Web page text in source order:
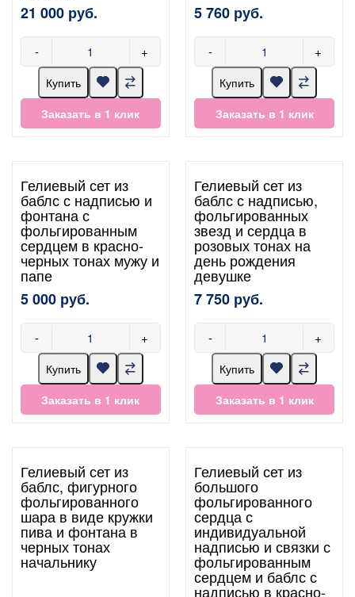
21 000 руб.
- +
Купить
Заказать в 1 клик
5 760 руб.
- +
Купить
Заказать в 1 клик
Гелиевый сет из
баблс с надписью и
фонтана с
фольгированным
сердцем в красно-
черных тонах мужу и
папе
5 000 руб.
- +
Купить
Заказать в 1 клик
Гелиевый сет из
баблс с надписью,
фольгированных
звезд и сердца в
розовых тонах на
день рождения
девушке
7 750 руб.
- +
Купить
Заказать в 1 клик
Гелиевый сет из
баблс, фигурного
фольгированного
шара в виде кружки
пива и фонтана в
черных тонах
начальнику
Гелиевый сет из
большого
фольгированного
сердца с
индивидуальной
надписью и связки с
фольгированным
сердцем и баблс с
надписью в красно-